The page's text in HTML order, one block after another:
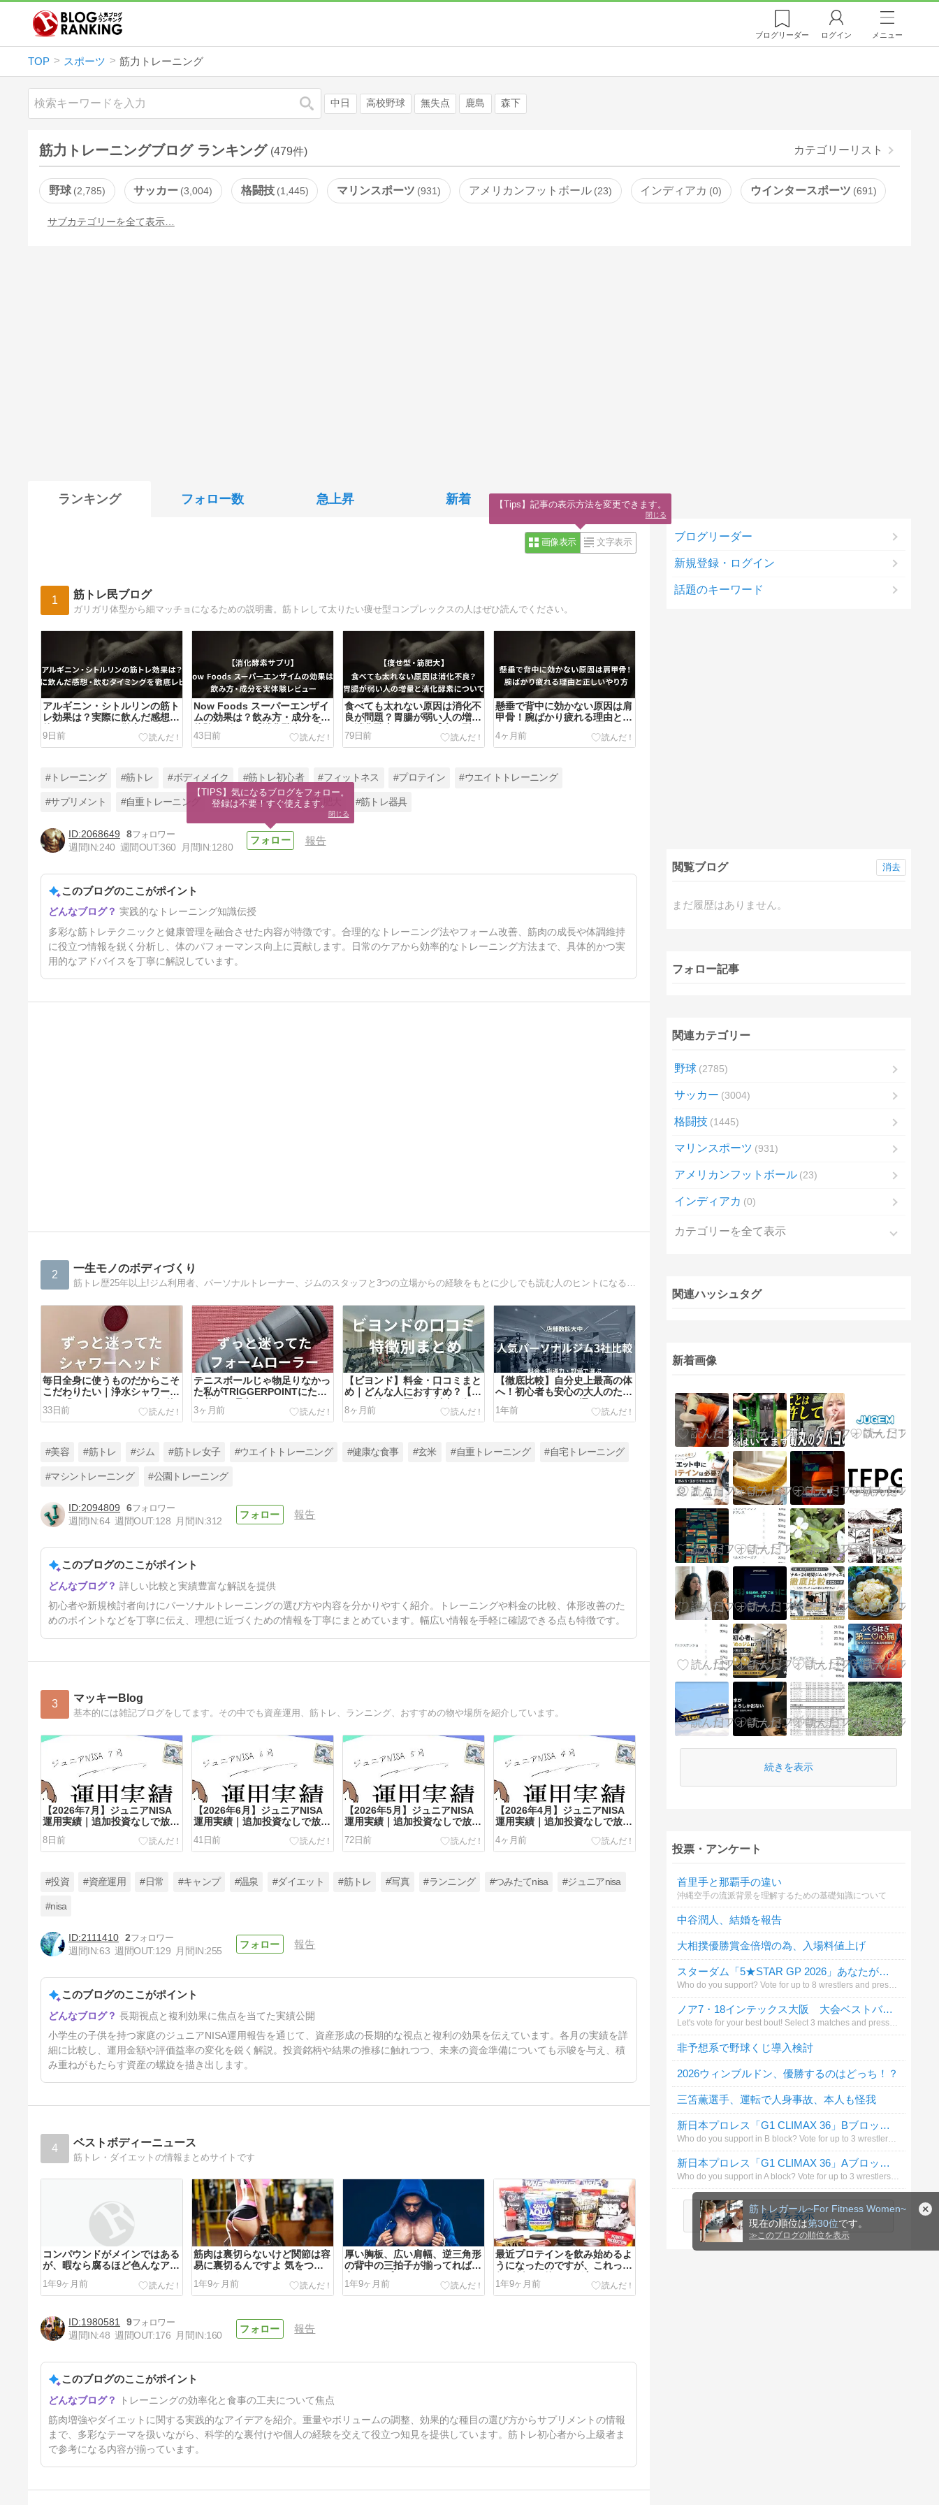
筋トレガール~For Fitness Women~
現在の順位は第30位です。
≫このブログの順位を表示
ブログリーダー ログイン メニュー
TOP スポーツ 筋力トレーニング
検索 中日 高校野球 無失点 鹿島 森下
筋力トレーニングブログ ランキング (479件) カテゴリーリスト
野球 2,785 サッカー 3,004 格闘技 1,445 マリンスポーツ 931 アメリカンフットボール 23 インディアカ 0 ウインタースポーツ 691
サブカテゴリーを全て表示…
ランキング フォロー数 急上昇 新着
画像表示 文字表示
1 筋トレ民ブログ
ガリガリ体型から細マッチョになるための説明書。筋トレして太りたい痩せ型コンプレックスの人はぜひ読んでください。
アルギニン・シトルリンの筋ト
レ効果は？実際に飲んだ感想・
飲むタイミングを徹底レビュー
9日前
Now Foods スーパーエンザイ
ムの効果は？飲み方・成分を実
体験レビュー【消化酵素サプ
リ】
43日前
食べても太れない原因は消化不
良が問題？胃腸が弱い人の増量
と消化酵素について【痩せ型・
筋肥大】
79日前
懸垂で背中に効かない原因は肩
甲骨！腕ばかり疲れる理由と正
しいやり方
4ヶ月前
腰痛の原因は骨盤の傾き？骨盤
ニュートラルを意識したら筋ト
幹・反り腰】
#トレーニング #筋トレ #ボディメイク #筋トレ初心者 #フィットネス #プロテイン #ウエイトトレーニング
#サプリメント #自重トレーニング #自宅トレーニング #筋肥大 #筋トレ器具
2068649
8
週間IN:240 週間OUT:360 月間IN:1280
報告
このブログのここがポイント
実践的なトレーニング知識伝授
多彩な筋トレテクニックと健康管理を融合させた内容が特徴です。合理的なトレーニング法やフォーム改善、筋肉の成長や体調維持
に役立つ情報を鋭く分析し、体のパフォーマンス向上に貢献します。日常のケアから効率的なトレーニング方法まで、具体的かつ実
用的なアドバイスを丁寧に解説しています。
2 一生モノのボディづくり
筋トレ歴25年以上!ジム利用者、パーソナルトレーナー、ジムのスタッフと3つの立場からの経験をもとに少しでも読む人のヒントになるようなブログを目指しています。どうぞよろしくお願い致します。
毎日全身に使うものだからこそ
こだわりたい｜浄水シャワーヘ
ッド「ウルオシャワー」1年使
用レビュー
33日前
テニスボールじゃ物足りなかっ
た私がTRIGGERPOINTにたど
り着いた理由
3ヶ月前
【ビヨンド】料金・口コミまと
め｜どんな人におすすめ？【ジ
ムでの筋トレ歴25年以上が解
説】
8ヶ月前
【徹底比較】自分史上最高の体
へ！初心者も安心の大人のため
のパーソナルジム3選
1年前
UNDEUX SUPERBODY LIFE
で理想の体を目指そう！【月額
る】
#美容 #筋トレ #ジム #筋トレ女子 #ウエイトトレーニング #健康な食事 #玄米 #自重トレーニング #自宅トレーニング
#マシントレーニング #公園トレーニング
2094809
6
週間IN:64 週間OUT:128 月間IN:312
報告
このブログのここがポイント
詳しい比較と実績豊富な解説を提供
初心者や新規検討者向けにパーソナルトレーニングの選び方や内容を分かりやすく紹介。トレーニングや料金の比較、体形改善のた
めのポイントなどを丁寧に伝え、理想に近づくための情報を丁寧にまとめています。幅広い情報を手軽に確認できる点も特徴です。
3 マッキーBlog
基本的には雑記ブログをしてます。その中でも資産運用、筋トレ、ランニング、おすすめの物や場所を紹介しています。
【2026年7月】ジュニアNISA
運用実績｜追加投資なしで放置
8日前
【2026年6月】ジュニアNISA
運用実績｜追加投資なしで放置
41日前
【2026年5月】ジュニアNISA
運用実績｜追加投資なしで放置
72日前
【2026年4月】ジュニアNISA
運用実績｜追加投資なしで放置
4ヶ月前
【2026年3月】ジュニアNISA
運用実績｜追加投資なしで放置
#投資 #資産運用 #日常 #キャンプ #温泉 #ダイエット #筋トレ #写真 #ランニング #つみたてnisa #ジュニアnisa
#nisa
2111410 2
週間IN:63 週間OUT:129 月間IN:255
報告
このブログのここがポイント
長期視点と複利効果に焦点を当てた実績公開
小学生の子供を持つ家庭のジュニアNISA運用報告を通じて、資産形成の長期的な視点と複利の効果を伝えています。各月の実績を詳
細に比較し、運用金額や評価益率の変化を鋭く解説。投資銘柄や結果の推移に触れつつ、未来の資金準備についても示唆を与え、積
み重ねがもたらす資産の螺旋を描き出します。
4 ベストボディーニュース
筋トレ・ダイエットの情報まとめサイトです
コンパウンドがメインではある
が、暇なら腐るほど色んなアイ
ソレーションをやれ
1年9ヶ月前
筋肉は裏切らないけど関節は容
易に裏切るんですよ 気をつけ
たほうがええよ
1年9ヶ月前
厚い胸板、広い肩幅、逆三角形
の背中の三拍子が揃ってれば
安いチープなスウェットとロン
Tでも様になると思ってるわ
1年9ヶ月前
最近プロテインを飲み始めるよ
うになったのですが、これって
何で割って飲むのが良いのでし
ょうか？
1年9ヶ月前
ボディビルの人って絞る時有酸
素やってるのかな
1年9ヶ月前
1980581
9
週間IN:48 週間OUT:176 月間IN:160
報告
このブログのここがポイント
トレーニングの効率化と食事の工夫について焦点
筋肉増強やダイエットに関する実践的なアイデアを紹介。重量やボリュームの調整、効果的な種目の選び方からサプリメントの情報
まで、多彩なテーマを扱いながら、科学的な裏付けや個人の経験を交えて役立つ知見を提供しています。筋トレ初心者から上級者ま
で参考になる内容が揃っています。
ブログリーダー
新規登録・ログイン
話題のキーワード
閲覧ブログ
まだ履歴はありません。
消去
フォロー記事
関連カテゴリー
野球 2785
サッカー 3004
格闘技 1445
マリンスポーツ 931
アメリカンフットボール 23
インディアカ 0
カテゴリーを全て表示
関連ハッシュタグ
新着画像
続きを表示
投票・アンケート
首里手と那覇手の違い
沖縄空手の流派背景を理解するための基礎知識について
中谷潤人、結婚を報告
大相撲優勝賞金倍増の為、入場料値上げ
スターダム「5★STAR GP 2026」あなたが応援する選手は?（4ブロック8人まで）
Who do you support? Vote for up to 8 wrestlers and press the vote（投票）button.
ノア7・18インテックス大阪 大会ベストバウトは?
Let's vote for your best bout! Select 3 matches and press the vote（投票）button.
非予想系で野球くじ導入検討
2026ウィンブルドン、優勝するのはどっち！？
三笘薫選手、運転で人身事故、本人も怪我
新日本プロレス「G1 CLIMAX 36」Bブロックで応援する選手は？（3人まで）
Who do you support in B block? Vote for up to 3 wrestlers and press the left button（投票する）.
新日本プロレス「G1 CLIMAX 36」Aブロックで応援する選手は？（3人まで）
Who do you support in A block? Vote for up to 3 wrestlers and press the left button（投票する）.
続きを表示
【TIPS】気になるブログをフォロー。
登録は不要！すぐ使えます。
閉じる
【Tips】記事の表示方法を変更できます。
閉じる